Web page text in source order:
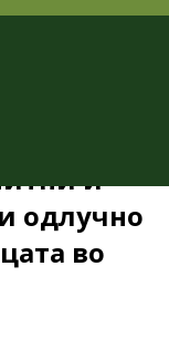
и
одлучно
во